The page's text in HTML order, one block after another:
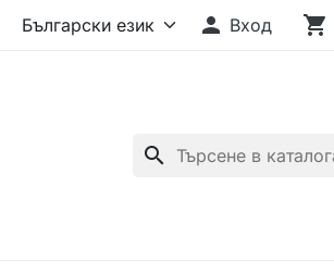
 Вход shopping_cart
search